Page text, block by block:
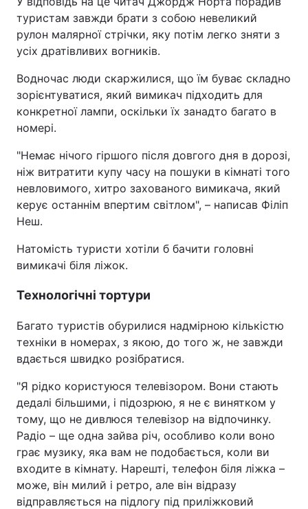
туристам завжди брати з собою невеликий
рулон малярної стрічки, яку потім легко зняти з
усіх дратівливих вогників.
Водночас люди скаржилися, що їм буває складно
зорієнтуватися, який вимикач підходить для
конкретної лампи, оскільки їх занадто багато в
номері.
"Немає нічого гіршого після довгого дня в дорозі,
ніж витратити купу часу на пошуки в кімнаті того
невловимого, хитро захованого вимикача, який
керує останнім впертим світлом", – написав Філіп
Неш.
Натомість туристи хотіли б бачити головні
вимикачі біля ліжок.
Технологічні тортури
Багато туристів обурилися надмірною кількістю
техніки в номерах, з якою, до того ж, не завжди
вдається швидко розібратися.
"Я рідко користуюся телевізором. Вони стають
дедалі більшими, і підозрюю, я не є винятком у
тому, що не дивлюся телевізор на відпочинку.
Радіо – ще одна зайва річ, особливо коли воно
грає музику, яка вам не подобається, коли ви
входите в кімнату. Нарешті, телефон біля ліжка –
може, він милий і ретро, але він відразу
відправляється на підлогу під приліжковий